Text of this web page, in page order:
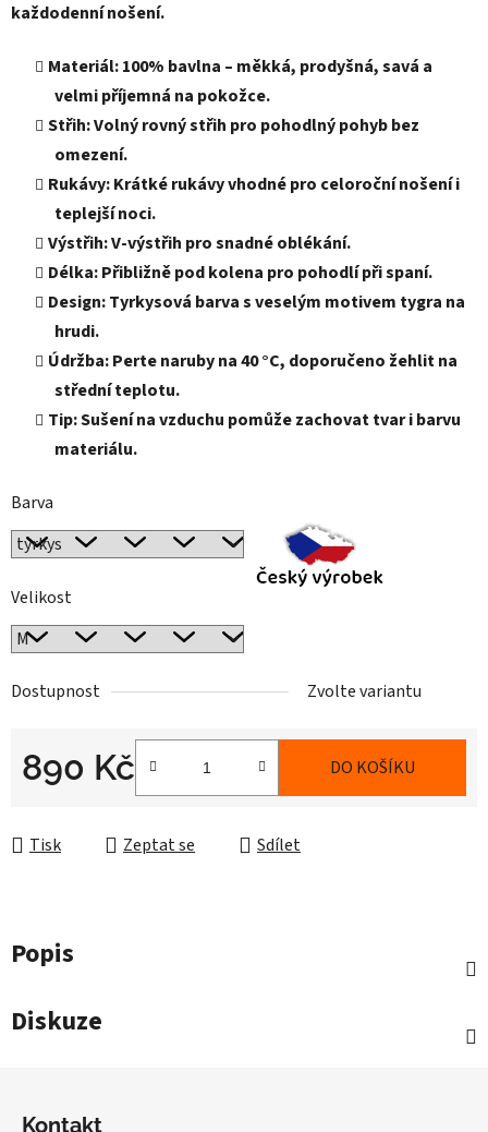
každodenní nošení.
Materiál: 100% bavlna – měkká, prodyšná, savá a
velmi příjemná na pokožce.
Střih: Volný rovný střih pro pohodlný pohyb bez
omezení.
Rukávy: Krátké rukávy vhodné pro celoroční nošení i
teplejší noci.
Výstřih: V-výstřih pro snadné oblékání.
Délka: Přibližně pod kolena pro pohodlí při spaní.
Design: Tyrkysová barva s veselým motivem tygra na
hrudi.
Údržba: Perte naruby na 40 °C, doporučeno žehlit na
střední teplotu.
Tip: Sušení na vzduchu pomůže zachovat tvar i barvu
materiálu.
Barva
Velikost
Dostupnost Zvolte variantu
890 Kč DO KOŠÍKU
Tisk Zeptat se Sdílet
Popis
Diskuze
Kontakt